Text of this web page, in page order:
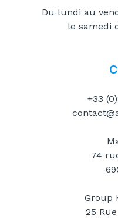
Du lundi au
le samedi
+33
74
Group
25